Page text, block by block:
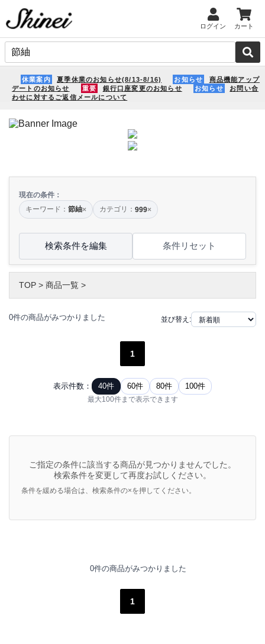
ログイン カート
休業案内 夏季休業のお知らせ(8/13-8/16) お知らせ
商品機能アップ
デートのお知らせ
重要 銀行口座変更のお知らせ お知らせ
お問い合
わせに対するご返信メールについて
現在の条件：
キーワード： 節紬× カテゴリ： 999×
検索条件を編集 条件リセット
TOP > 商品一覧 >
0件の商品がみつかりました 並び替え:
1
表示件数： 40件 60件 80件 100件
最大100件まで表示できます
ご指定の条件に該当する商品が見つかりませんでした。
検索条件を変更して再度お試しください。
条件を緩める場合は、検索条件の×を押してください。
0件の商品がみつかりました
1